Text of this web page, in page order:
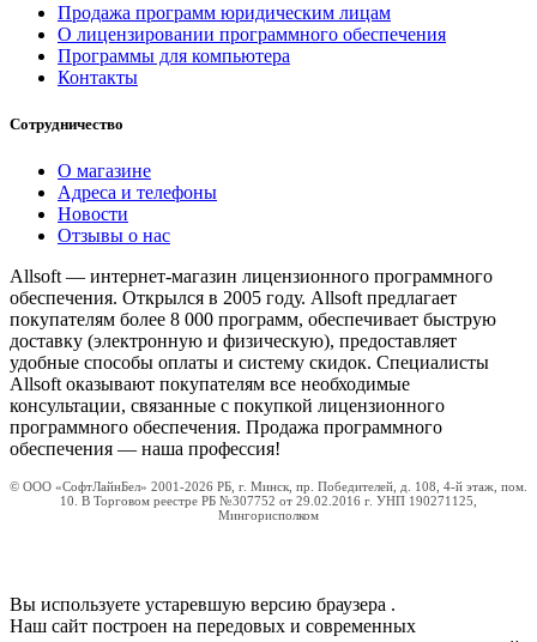
Продажа программ юридическим лицам
О лицензировании программного обеспечения
Программы для компьютера
Контакты
Сотрудничество
О магазине
Адреса и телефоны
Новости
Отзывы о нас
Allsoft — интернет-магазин лицензионного программного
обеспечения. Открылся в 2005 году. Allsoft предлагает
покупателям более 8 000 программ, обеспечивает быструю
доставку (электронную и физическую), предоставляет
удобные способы оплаты и систему скидок. Специалисты
Allsoft оказывают покупателям все необходимые
консультации, связанные с покупкой лицензионного
программного обеспечения. Продажа программного
обеспечения — наша профессия!
© ООО «СофтЛайнБел» 2001-2026 РБ, г. Минск, пр. Победителей, д. 108, 4-й этаж, пом.
10. В Торговом реестре РБ №307752 от 29.02.2016 г. УНП 190271125,
Мингорисполком
Вы используете устаревшую версию браузера .
Наш сайт построен на передовых и современных